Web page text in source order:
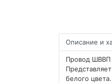
Описание и
Провод ШВВП
белого